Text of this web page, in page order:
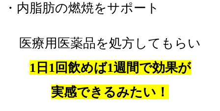
・ 内脂肪の燃焼をサポート
医療用医薬品を処方してもらい
1日1回飲めば1週間で効果が
実感できるみたい！